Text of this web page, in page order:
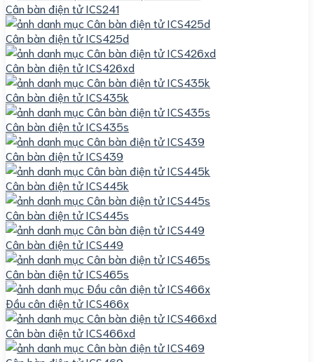
Cân bàn điện tử ICS241
Cân bàn điện tử ICS425d
Cân bàn điện tử ICS426xd
Cân bàn điện tử ICS435k
Cân bàn điện tử ICS435s
Cân bàn điện tử ICS439
Cân bàn điện tử ICS445k
Cân bàn điện tử ICS445s
Cân bàn điện tử ICS449
Cân bàn điện tử ICS465s
Đầu cân điện tử ICS466x
Cân bàn điện tử ICS466xd